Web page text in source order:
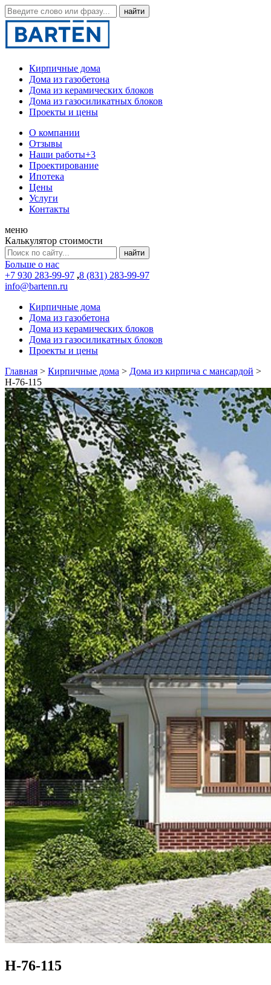
Кирпичные дома
Дома из газобетона
Дома из керамических блоков
Дома из газосиликатных блоков
Проекты и цены
О компании
Отзывы
Наши работы+3
Проектирование
Ипотека
Цены
Услуги
Контакты
меню
Калькулятор стоимости
Больше о нас
+7 930 283-99-97 ,8 (831) 283-99-97
info@bartenn.ru
Кирпичные дома
Дома из газобетона
Дома из керамических блоков
Дома из газосиликатных блоков
Проекты и цены
Главная > Кирпичные дома > Дома из кирпича с мансардой >
Н-76-115
Н-76-115